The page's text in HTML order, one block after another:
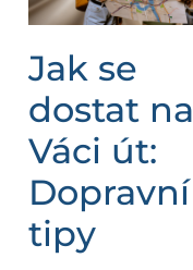
Jak se
dostat na
Váci út:
Dopravní
tipy